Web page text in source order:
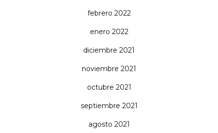
febrero 2022
enero 2022
diciembre 2021
noviembre 2021
octubre 2021
septiembre 2021
agosto 2021